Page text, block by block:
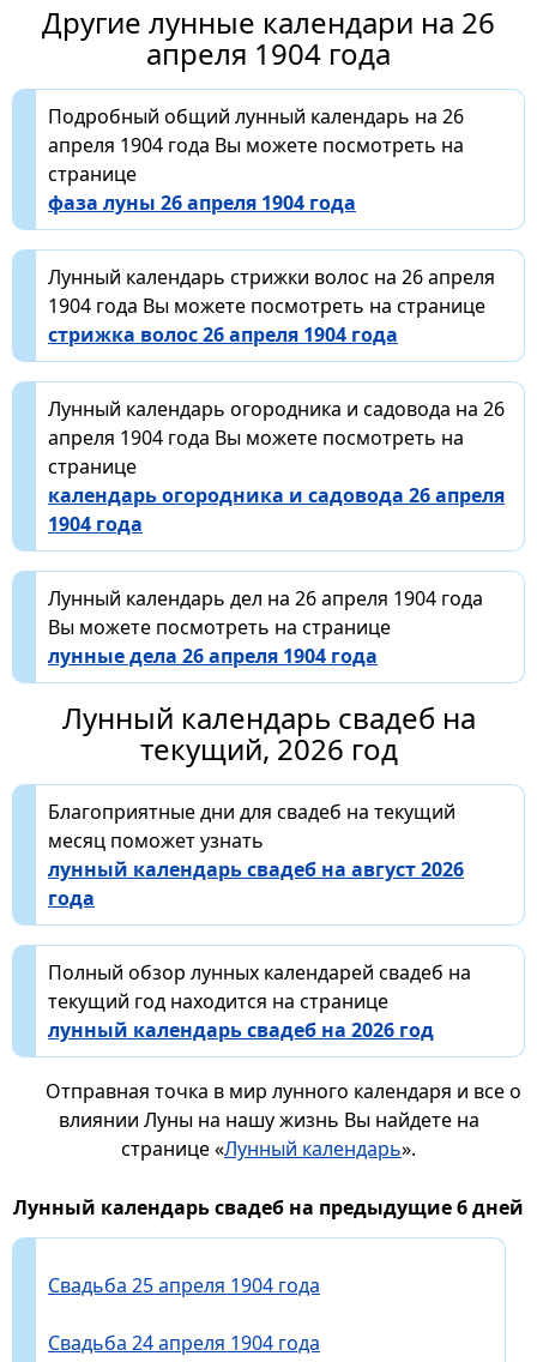
Другие лунные календари на 26
апреля 1904 года
Подробный общий лунный календарь на 26
апреля 1904 года Вы можете посмотреть на
странице
фаза луны 26 апреля 1904 года
Лунный календарь стрижки волос на 26 апреля
1904 года Вы можете посмотреть на странице
стрижка волос 26 апреля 1904 года
Лунный календарь огородника и садовода на 26
апреля 1904 года Вы можете посмотреть на
странице
календарь огородника и садовода 26 апреля
1904 года
Лунный календарь дел на 26 апреля 1904 года
Вы можете посмотреть на странице
лунные дела 26 апреля 1904 года
Лунный календарь свадеб на
текущий, 2026 год
Благоприятные дни для свадеб на текущий
месяц поможет узнать
лунный календарь свадеб на август 2026
года
Полный обзор лунных календарей свадеб на
текущий год находится на странице
лунный календарь свадеб на 2026 год
Отправная точка в мир лунного календаря и все о
влиянии Луны на нашу жизнь Вы найдете на
странице «Лунный календарь».
Лунный календарь свадеб на предыдущие 6 дней
Свадьба 25 апреля 1904 года
Свадьба 24 апреля 1904 года